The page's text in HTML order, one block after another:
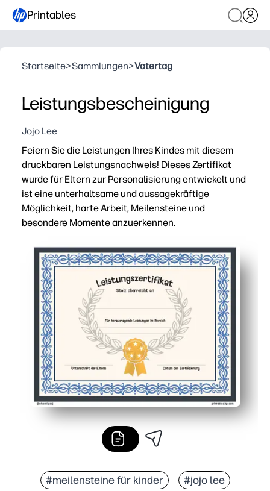
Printables
Startseite>Sammlungen>Vatertag
Leistungsbescheinigung
Jojo Lee
Feiern Sie die Leistungen Ihres Kindes mit diesem
druckbaren Leistungsnachweis! Dieses Zertifikat
wurde für Eltern zur Personalisierung entwickelt und
ist eine unterhaltsame und aussagekräftige
Möglichkeit, harte Arbeit, Meilensteine und
besondere Momente anzuerkennen.
#meilensteine für kinder #jojo lee